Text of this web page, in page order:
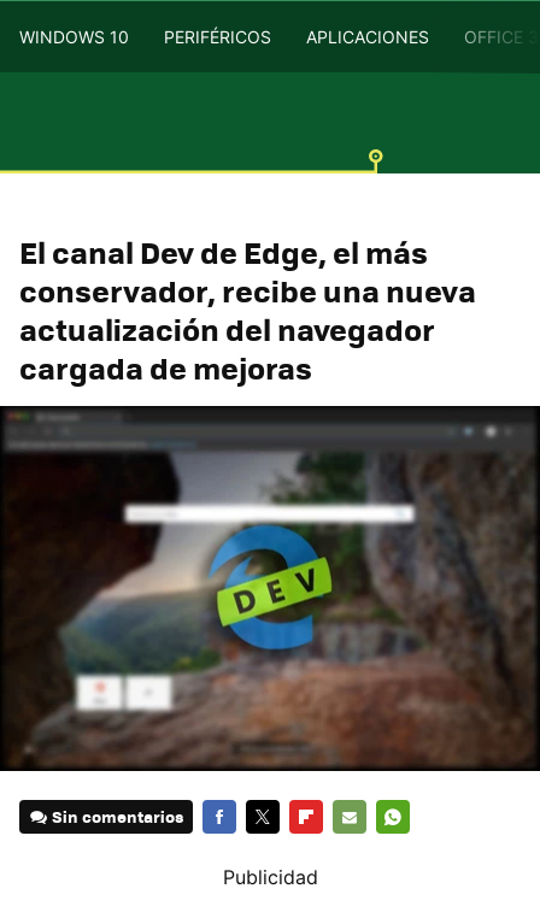
WINDOWS 10 PERIFÉRICOS APLICACIONES OFFICE
El canal Dev de Edge, el más
conservador, recibe una nueva
actualización del navegador
cargada de mejoras
Sin comentarios